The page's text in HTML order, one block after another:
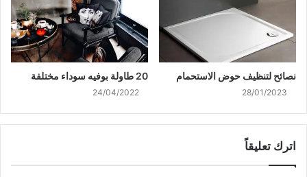
نصائح لتنظيف حوض الاستحمام
28/01/2023
20 طاولة بوفيه سوداء مختلفة
24/04/2022
اترك تعليقاً